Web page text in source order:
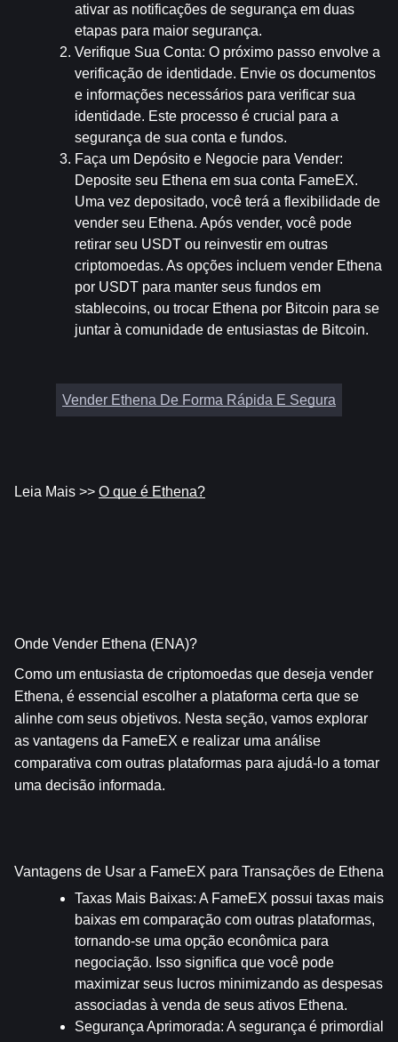
ativar as notificações de segurança em duas
etapas para maior segurança.
Verifique Sua Conta: O próximo passo envolve a
verificação de identidade. Envie os documentos
e informações necessários para verificar sua
identidade. Este processo é crucial para a
segurança de sua conta e fundos.
Faça um Depósito e Negocie para Vender:
Deposite seu Ethena em sua conta FameEX.
Uma vez depositado, você terá a flexibilidade de
vender seu Ethena. Após vender, você pode
retirar seu USDT ou reinvestir em outras
criptomoedas. As opções incluem vender Ethena
por USDT para manter seus fundos em
stablecoins, ou trocar Ethena por Bitcoin para se
juntar à comunidade de entusiastas de Bitcoin.
Vender Ethena De Forma Rápida E Segura
Leia Mais >> O que é Ethena?
Onde Vender Ethena (ENA)?
Como um entusiasta de criptomoedas que deseja vender
Ethena, é essencial escolher a plataforma certa que se
alinhe com seus objetivos. Nesta seção, vamos explorar
as vantagens da FameEX e realizar uma análise
comparativa com outras plataformas para ajudá-lo a tomar
uma decisão informada.
Vantagens de Usar a FameEX para Transações de Ethena
Taxas Mais Baixas: A FameEX possui taxas mais
baixas em comparação com outras plataformas,
tornando-se uma opção econômica para
negociação. Isso significa que você pode
maximizar seus lucros minimizando as despesas
associadas à venda de seus ativos Ethena.
Segurança Aprimorada: A segurança é primordial